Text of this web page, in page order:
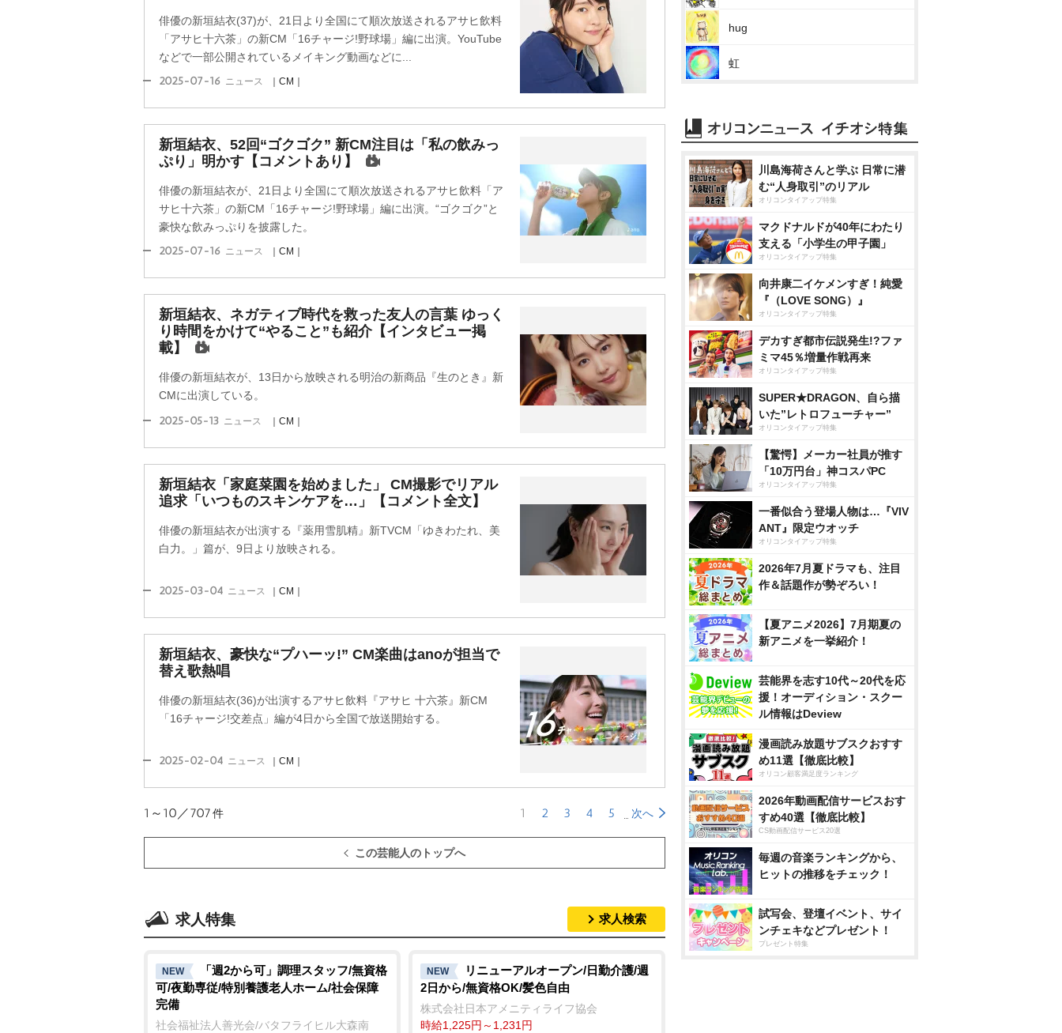
e
俳優の新垣結衣(37)が、21日より全国にて順次放送されるアサヒ飲料
「アサヒ十六茶」の新CM「16チャージ!野球場」編に出演。YouTube
などで一部公開されているメイキング動画などに...
2025-07-16 ニュース ｜CM｜
新垣結衣、52回“ゴクゴク” 新CM注目は「私の飲みっ
ぷり」明かす【コメントあり】
俳優の新垣結衣が、21日より全国にて順次放送されるアサヒ飲料「ア
サヒ十六茶」の新CM「16チャージ!野球場」編に出演。“ゴクゴク”と
豪快な飲みっぷりを披露した。
2025-07-16 ニュース ｜CM｜
新垣結衣、ネガティブ時代を救った友人の言葉 ゆっく
り時間をかけて“やること”も紹介【インタビュー掲
載】
俳優の新垣結衣が、13日から放映される明治の新商品『生のとき』新
CMに出演している。
2025-05-13 ニュース ｜CM｜
新垣結衣「家庭菜園を始めました」 CM撮影でリアル
追求「いつものスキンケアを…」【コメント全文】
俳優の新垣結衣が出演する『薬用雪肌精』新TVCM「ゆきわたれ、美
白力。」篇が、9日より放映される。
2025-03-04 ニュース ｜CM｜
新垣結衣、豪快な“プハーッ!” CM楽曲はanoが担当で
替え歌熱唱
俳優の新垣結衣(36)が出演するアサヒ飲料『アサヒ 十六茶』新CM
「16チャージ!交差点」編が4日から全国で放送開始する。
2025-02-04 ニュース ｜CM｜
1～10／707件 1 2 3 4 5 次へ
この芸能人のトップへ
求人特集 求人検索
NEW
「週2から可」調理スタッフ/無資格
可/夜勤専従/特別養護老人ホーム/社会保障
完備
社会福祉法人善光会/バタフライヒル大森南
NEW
リニューアルオープン/日勤介護/週
2日から/無資格OK/髪色自由
株式会社日本アメニティライフ協会
時給1,225円～1,231円
hug
虹
川島海荷さんと学ぶ 日常に潜
む“人身取引”のリアル
オリコンタイアップ特集
マクドナルドが40年にわたり
支える「小学生の甲子園」
オリコンタイアップ特集
向井康二イケメンすぎ！純愛
『（LOVE SONG）』
オリコンタイアップ特集
デカすぎ都市伝説発生!?ファ
ミマ45％増量作戦再来
オリコンタイアップ特集
SUPER★DRAGON、自ら描
いた”レトロフューチャー”
オリコンタイアップ特集
【驚愕】メーカー社員が推す
「10万円台」神コスパPC
オリコンタイアップ特集
一番似合う登場人物は…『VIV
ANT』限定ウオッチ
オリコンタイアップ特集
2026年7月夏ドラマも、注目
作＆話題作が勢ぞろい！
【夏アニメ2026】7月期夏の
新アニメを一挙紹介！
芸能界を志す10代～20代を応
援！オーディション・スクー
ル情報はDeview
漫画読み放題サブスクおすす
め11選【徹底比較】
オリコン顧客満足度ランキング
2026年動画配信サービスおす
すめ40選【徹底比較】
CS動画配信サービス20選
毎週の音楽ランキングから、
ヒットの推移をチェック！
試写会、登壇イベント、サイ
ンチェキなどプレゼント！
プレゼント特集